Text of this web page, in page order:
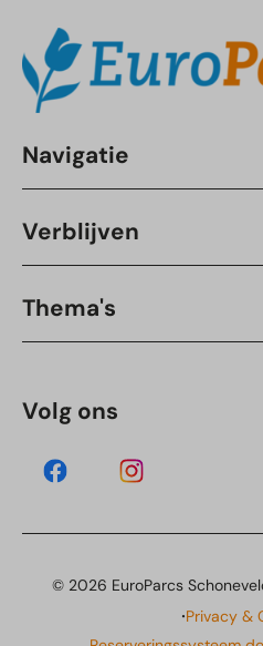
Navigatie
Verblijven
Thema's
Volg ons
© 2026 EuroParcs
·Privacy &